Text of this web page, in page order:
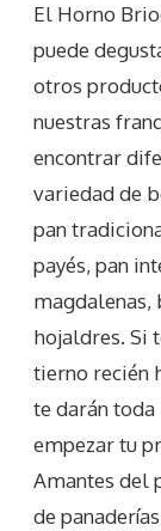
El Horno
puede
otros
nuestras
encontrar
variedad de
pan
payés, pan
magdalenas,
hojaldres. Si
tierno recién
te darán
empezar tu
Amantes del
de